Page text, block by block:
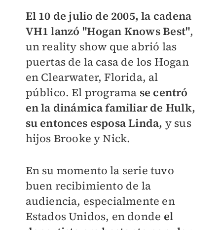
El 10 de julio de 2005, la cadena
VH1 lanzó "Hogan Knows Best",
un reality show que abrió las
puertas de la casa de los Hogan
en Clearwater, Florida, al
público. El programa se centró
en la dinámica familiar de Hulk,
su entonces esposa Linda, y sus
hijos Brooke y Nick.
En su momento la serie tuvo
buen recibimiento de la
audiencia, especialmente en
Estados Unidos, en donde el